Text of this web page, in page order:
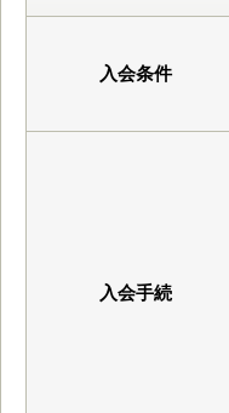
入会条件
入会手続